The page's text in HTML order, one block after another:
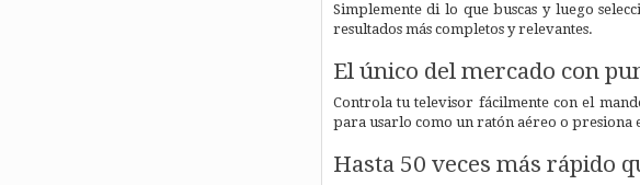
Simplemente di lo que buscas y luego
resultados más completos y relevantes.
El único del mercado con
Controla tu televisor fácilmente con el
para usarlo como un ratón aéreo o
Hasta 50 veces más rápido